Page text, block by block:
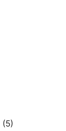
(5)